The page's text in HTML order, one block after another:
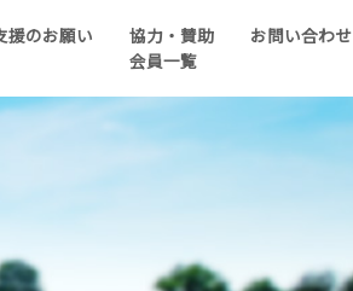
援のお願い
協力・賛助
会員一覧
お問い合わせ